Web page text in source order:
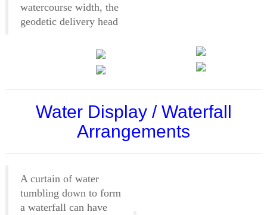
watercourse width, the
geodetic delivery head
Water Display / Waterfall
Arrangements
A curtain of water
tumbling down to form
a waterfall can have